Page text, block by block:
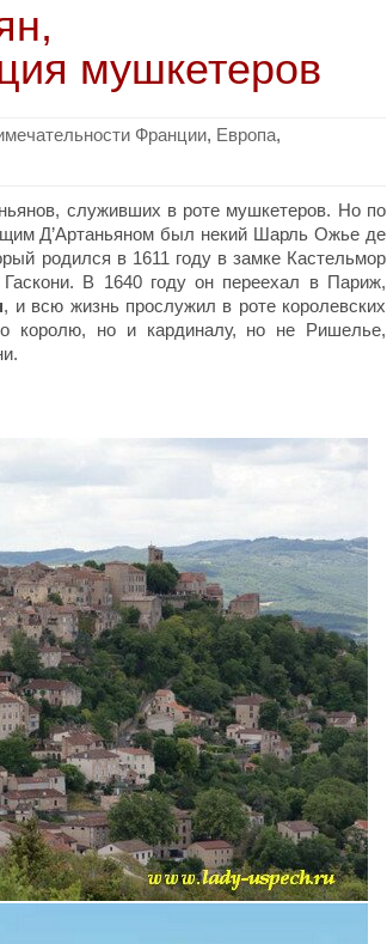
мушкетеров
Франции, Европа,
служивших в роте мушкетеров. Но по
Д’Артаньяном был некий Шарль Ожье де
родился в 1611 году в замке Кастельмор
В 1640 году он переехал в Париж,
, и всю жизнь прослужил в роте королевских
королю, но и кардиналу, но не Ришелье,